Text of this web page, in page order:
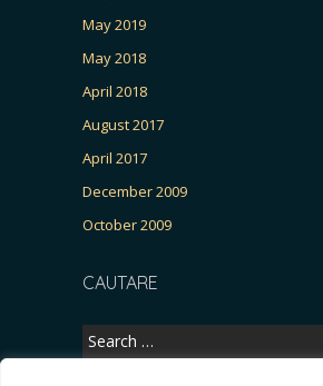
May 2019
May 2018
April 2018
August 2017
April 2017
December 2009
October 2009
CAUTARE
Search
for: